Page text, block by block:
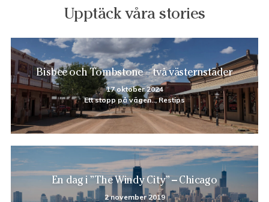
Upptäck våra stories
Bisbee och Tombstone = två västernstäder
17 oktober 2024
Ett stopp på vägen.., Restips
En dag i ”The Windy City” – Chicago
2 november 2019